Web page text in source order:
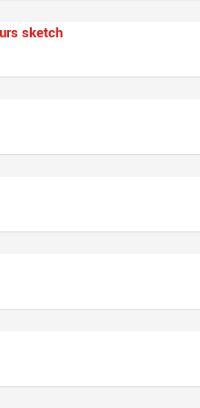
sketch